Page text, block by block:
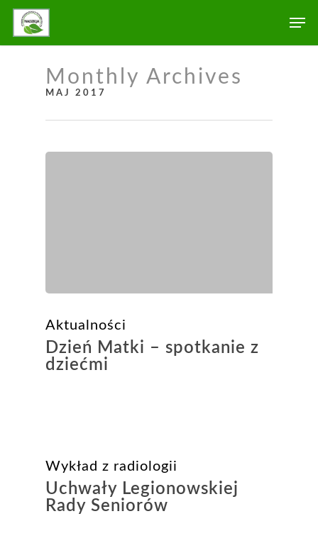
Monthly Archives
MAJ 2017
Aktualności
Dzień Matki – spotkanie z
dziećmi
Wykład z radiologii
Uchwały Legionowskiej
Rady Seniorów